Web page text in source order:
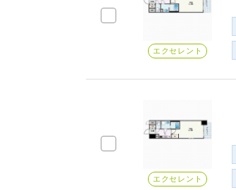
エクセレント
エクセレント